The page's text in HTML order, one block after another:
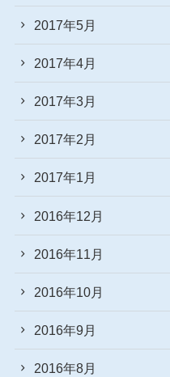
2017年5月
2017年4月
2017年3月
2017年2月
2017年1月
2016年12月
2016年11月
2016年10月
2016年9月
2016年8月